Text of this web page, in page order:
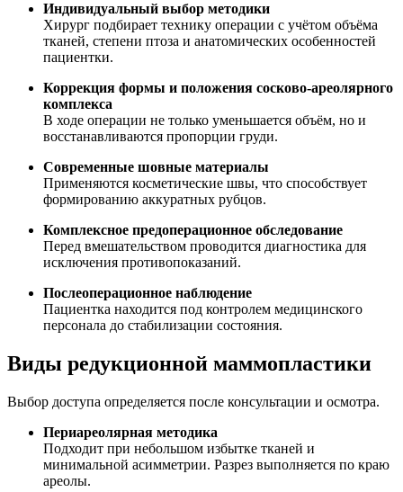
Индивидуальный выбор методики
Хирург подбирает технику операции с учётом объёма
тканей, степени птоза и анатомических особенностей
пациентки.
Коррекция формы и положения сосково-ареолярного
комплекса
В ходе операции не только уменьшается объём, но и
восстанавливаются пропорции груди.
Современные шовные материалы
Применяются косметические швы, что способствует
формированию аккуратных рубцов.
Комплексное предоперационное обследование
Перед вмешательством проводится диагностика для
исключения противопоказаний.
Послеоперационное наблюдение
Пациентка находится под контролем медицинского
персонала до стабилизации состояния.
Виды редукционной маммопластики
Выбор доступа определяется после консультации и осмотра.
Периареолярная методика
Подходит при небольшом избытке тканей и
минимальной асимметрии. Разрез выполняется по краю
ареолы.